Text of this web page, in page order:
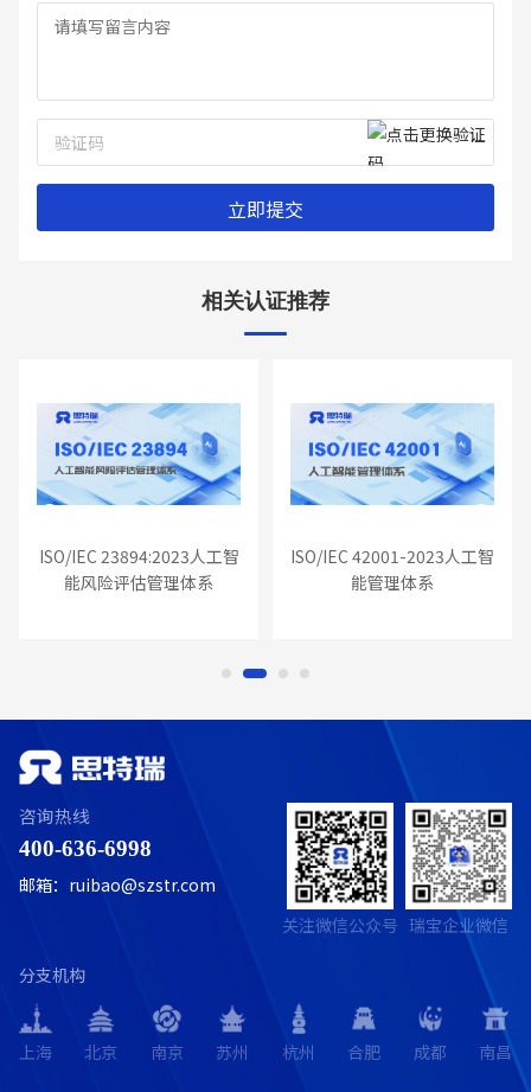
相关认证推荐
ISO/IEC 23894:2023人工智
能风险评估管理体系
ISO/IEC 42001-2023人工智
能管理体系
咨询热线
400-636-6998
邮箱：ruibao@szstr.com
关注微信公众号 瑞宝企业微信
分支机构
上海 北京 南京 苏州 杭州 合肥 成都 南昌